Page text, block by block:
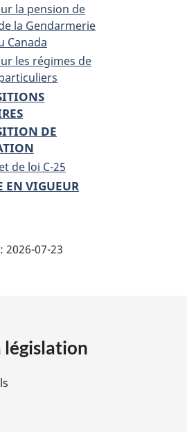
la pension de
la Gendarmerie
Canada
les régimes de
DE
de loi C-25
EN VIGUEUR
2026-07-23
législation